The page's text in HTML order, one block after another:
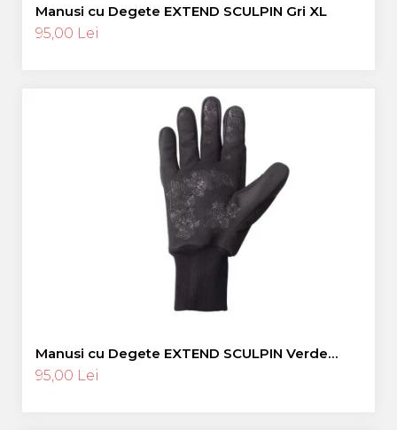
Manusi cu Degete EXTEND SCULPIN Gri XL
95,00 Lei
Manusi cu Degete EXTEND SCULPIN Verde
Neon L
95,00 Lei